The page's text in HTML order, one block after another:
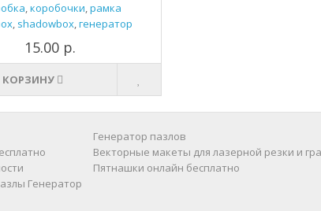
,коробочки,рамка
, shadowbox,генератор
15.00 р.
КОРЗИНУ
Генератор
Генератор пазлов
Векторные макеты для лазерной резки и
Пятнашки онлайн бесплатно